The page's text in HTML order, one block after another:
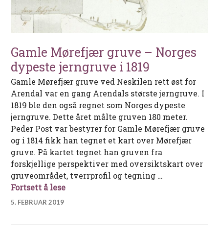
Gamle Mørefjær gruve – Norges
dypeste jerngruve i 1819
Gamle Mørefjær gruve ved Neskilen rett øst for
Arendal var en gang Arendals største jerngruve. I
1819 ble den også regnet som Norges dypeste
jerngruve. Dette året målte gruven 180 meter.
Peder Post var bestyrer for Gamle Mørefjær gruve
og i 1814 fikk han tegnet et kart over Mørefjær
gruve. På kartet tegnet han gruven fra
forskjellige perspektiver med oversiktskart over
gruveområdet, tverrprofil og tegning …
Fortsett å leseGamle Mørefjær gruve – Norges
5. FEBRUAR 2019